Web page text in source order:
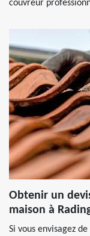
couvreur
Obtenir un
maison à
Si vous envisagez